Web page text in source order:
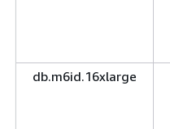
db.m6id.16xlarge